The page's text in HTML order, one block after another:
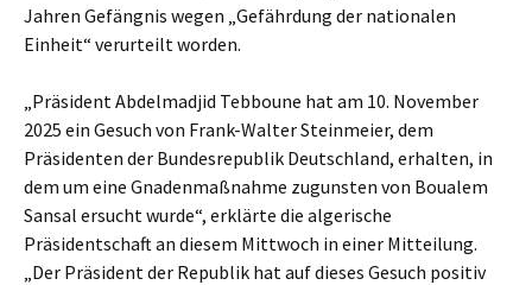
Jahren Gefängnis wegen „Gefährdung der nationalen
Einheit“ verurteilt worden.
„Präsident Abdelmadjid Tebboune hat am 10. November
2025 ein Gesuch von Frank-Walter Steinmeier, dem
Präsidenten der Bundesrepublik Deutschland, erhalten, in
dem um eine Gnadenmaßnahme zugunsten von Boualem
Sansal ersucht wurde“, erklärte die algerische
Präsidentschaft an diesem Mittwoch in einer Mitteilung.
„Der Präsident der Republik hat auf dieses Gesuch positiv